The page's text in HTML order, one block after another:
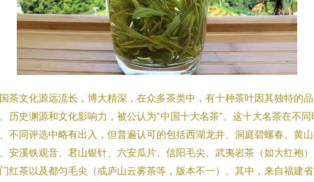
茶文化源远流长，博大精深，在众多茶类中，有十种茶叶因其独特的品
历史渊源和文化影响力，被公认为“中国十大名茶”。这十大名茶在不同
不同评选中略有出入，但普遍认可的包括西湖龙井、洞庭碧螺春、黄
安溪铁观音、君山银针、六安瓜片、信阳毛尖、武夷岩茶（如大红袍
红茶以及都匀毛尖（或庐山云雾茶等，版本不一）。其中，来自福建